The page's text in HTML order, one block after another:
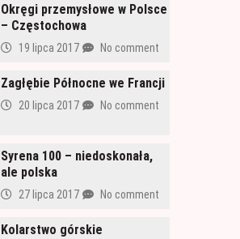
Okręgi przemysłowe w Polsce
– Częstochowa
19 lipca 2017 No comment
Zagłębie Północne we Francji
20 lipca 2017 No comment
Syrena 100 – niedoskonała,
ale polska
27 lipca 2017 No comment
Kolarstwo górskie